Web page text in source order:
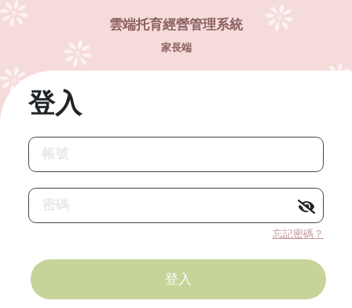
雲端托育經營管理系統
家長端
登入
帳號
密碼
忘記密碼？